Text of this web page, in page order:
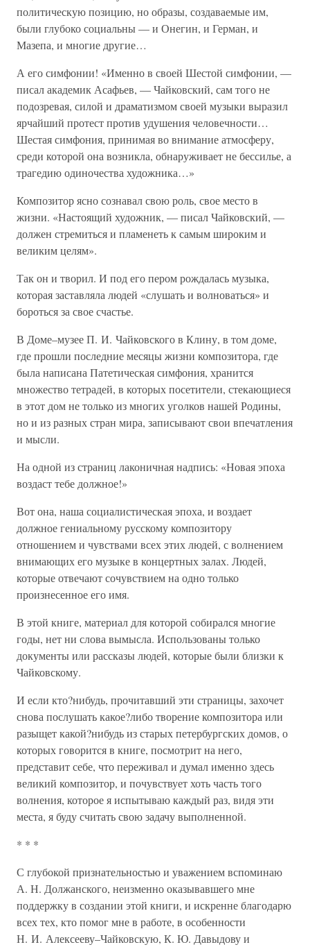
политическую позицию, но образы, создаваемые им,
были глубоко социальны — и Онегин, и Герман, и
Мазепа, и многие другие…
А его симфонии! «Именно в своей Шестой симфонии, —
писал академик Асафьев, — Чайковский, сам того не
подозревая, силой и драматизмом своей музыки выразил
ярчайший протест против удушения человечности…
Шестая симфония, принимая во внимание атмосферу,
среди которой она возникла, обнаруживает не бессилье, а
трагедию одиночества художника…»
Композитор ясно сознавал свою роль, свое место в
жизни. «Настоящий художник, — писал Чайковский, —
должен стремиться и пламенеть к самым широким и
великим целям».
Так он и творил. И под его пером рождалась музыка,
которая заставляла людей «слушать и волноваться» и
бороться за свое счастье.
В Доме–музее П. И. Чайковского в Клину, в том доме,
где прошли последние месяцы жизни композитора, где
была написана Патетическая симфония, хранится
множество тетрадей, в которых посетители, стекающиеся
в этот дом не только из многих уголков нашей Родины,
но и из разных стран мира, записывают свои впечатления
и мысли.
На одной из страниц лаконичная надпись: «Новая эпоха
воздаст тебе должное!»
Вот она, наша социалистическая эпоха, и воздает
должное гениальному русскому композитору
отношением и чувствами всех этих людей, с волнением
внимающих его музыке в концертных залах. Людей,
которые отвечают сочувствием на одно только
произнесенное его имя.
В этой книге, материал для которой собирался многие
годы, нет ни слова вымысла. Использованы только
документы или рассказы людей, которые были близки к
Чайковскому.
И если кто?нибудь, прочитавший эти страницы, захочет
снова послушать какое?либо творение композитора или
разыщет какой?нибудь из старых петербургских домов, о
которых говорится в книге, посмотрит на него,
представит себе, что переживал и думал именно здесь
великий композитор, и почувствует хоть часть того
волнения, которое я испытываю каждый раз, видя эти
места, я буду считать свою задачу выполненной.
* * *
С глубокой признательностью и уважением вспоминаю
А. Н. Должанского, неизменно оказывавшего мне
поддержку в создании этой книги, и искренне благодарю
всех тех, кто помог мне в работе, в особенности
Н. И. Алексееву–Чайковскую, К. Ю. Давыдову и